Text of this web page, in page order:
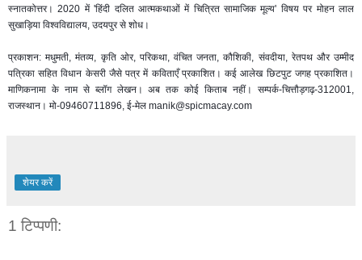
स्नातकोत्तर। 2020 में 'हिंदी दलित आत्मकथाओं में चित्रित सामाजिक मूल्य' विषय पर मोहन लाल
सुखाड़िया विश्वविद्यालय, उदयपुर से शोध।
प्रकाशन: मधुमती, मंतव्य, कृति ओर, परिकथा, वंचित जनता, कौशिकी, संवदीया, रेतपथ और उम्मीद
पत्रिका सहित विधान केसरी जैसे पत्र में कविताएँ प्रकाशित। कई आलेख छिटपुट जगह प्रकाशित।
माणिकनामा के नाम से ब्लॉग लेखन। अब तक कोई किताब नहीं। सम्पर्क-चित्तौड़गढ़-312001,
राजस्थान। मो-09460711896, ई-मेल manik@spicmacay.com
शेयर करें
1 टिप्पणी: